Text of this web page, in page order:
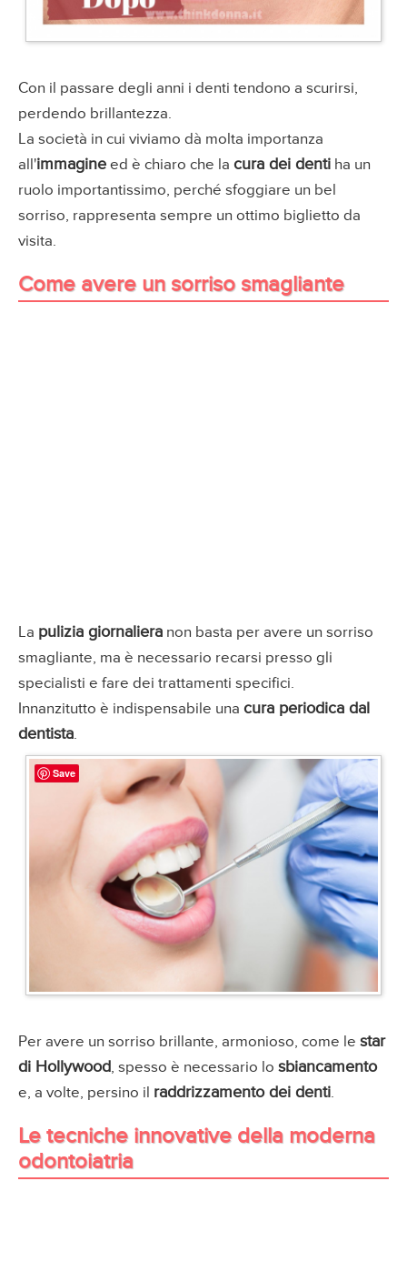
Con il passare degli anni i denti tendono a scurirsi,
perdendo brillantezza.
La società in cui viviamo dà molta importanza
all'immagine ed è chiaro che la cura dei denti ha un
ruolo importantissimo, perché sfoggiare un bel
sorriso, rappresenta sempre un ottimo biglietto da
visita.
Come avere un sorriso smagliante
La pulizia giornaliera non basta per avere un sorriso
smagliante, ma è necessario recarsi presso gli
specialisti e fare dei trattamenti specifici.
Innanzitutto è indispensabile una cura periodica dal
dentista.
Per avere un sorriso brillante, armonioso, come le star
di Hollywood, spesso è necessario lo sbiancamento
e, a volte, persino il raddrizzamento dei denti.
Le tecniche innovative della moderna
odontoiatria
Save